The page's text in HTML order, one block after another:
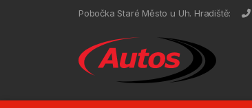
Pobočka Staré Město u Uh. Hradiště: